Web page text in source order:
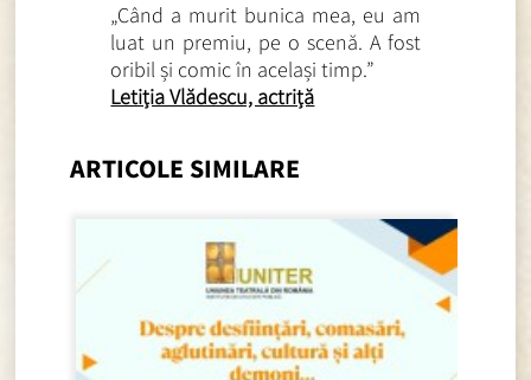
„Când a murit bunica mea, eu am
luat un premiu, pe o scenă. A fost
oribil și comic în același timp.”
Letiția Vlădescu, actriță
ARTICOLE SIMILARE